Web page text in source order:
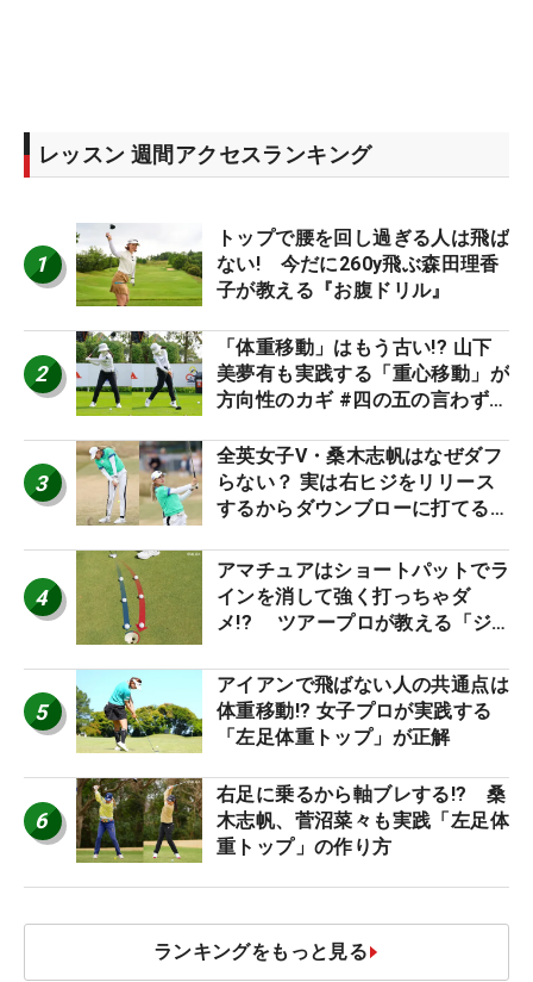
レッスン 週間アクセスランキング
1
トップで腰を回し過ぎる人は飛ば
ない! 今だに260y飛ぶ森田理香
子が教える『お腹ドリル』
2
「体重移動」はもう古い!? 山下
美夢有も実践する「重心移動」が
方向性のカギ #四の五の言わず振
3
全英女子V・桑木志帆はなぜダフ
らない？ 実は右ヒジをリリース
するからダウンブローに打てる #
4
アマチュアはショートパットでラ
インを消して強く打っちゃダ
メ!? ツアープロが教える「ジ
減するワケ
5
アイアンで飛ばない人の共通点は
体重移動!? 女子プロが実践する
「左足体重トップ」が正解
6
右足に乗るから軸ブレする!? 桑
木志帆、菅沼菜々も実践「左足体
重トップ」の作り方
ランキングをもっと見る